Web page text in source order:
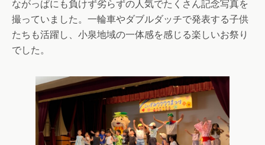
ながっぱにも負けず劣らずの人気でたくさん記念写真を
撮っていました。一輪車やダブルダッチで発表する子供
たちも活躍し、小泉地域の一体感を感じる楽しいお祭り
でした。